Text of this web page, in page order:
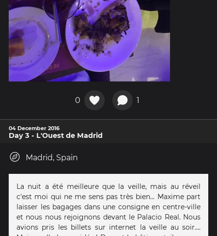
0 1
04 December 2016
Day 3 - L'Ouest de Madrid
Madrid, Spain
La nuit a été meilleure que la veille, mais au réveil
c'est moi qui ne me sens pas très bien... Maxime part
laisser les bagages dans une consigne en centre-ville
et nous nous rejoignons devant le Palacio Real. Nous
avions pris les billets sur internet la veille au soir....